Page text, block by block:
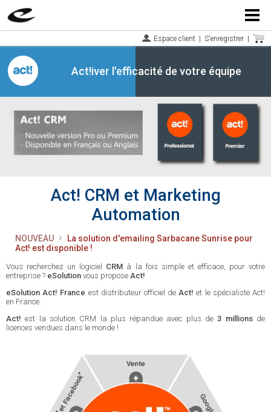
Menu
Espace client S'enregistrer
Act!iver l'efficacité de votre équipe
Act! CRM et Marketing
Automation
NOUVEAU
La solution d'emailing Sarbacane Sunrise pour
Act! est disponible !
Vous recherchez un logiciel CRM à la fois simple et efficace, pour votre
entreprise ? eSolution vous propose Act!
eSolution Act! France est distributeur officiel deAct! et le spécialiste Act!
en France.
Act! est la solution CRM la plus répandue avec plus de3 millionsde
licences vendues dans le monde !